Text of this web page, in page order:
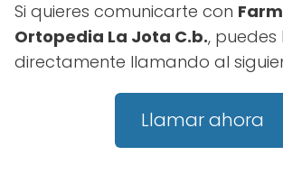
Si quieres comunicarte con
Ortopedia La Jota C.b.,
directamente llamando al
Llamar ahora